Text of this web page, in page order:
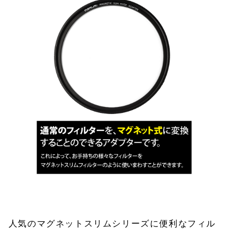
人気のマグネットスリムシリーズに便利なフィル